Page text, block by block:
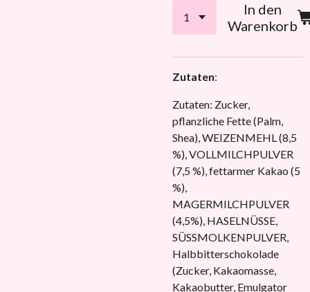
In den
Warenkorb
Zutaten:
Zutaten: Zucker,
pflanzliche Fette (Palm,
Shea), WEIZENMEHL (8,5
%), VOLLMILCHPULVER
(7,5 %), fettarmer Kakao (5
%),
MAGERMILCHPULVER
(4,5%), HASELNÜSSE,
SÜSSMOLKENPULVER,
Halbbitterschokolade
(Zucker, Kakaomasse,
Kakaobutter, Emulgator